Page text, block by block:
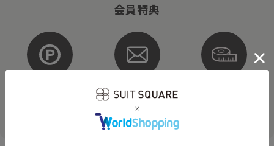
会員特典
メルマガ配信
そのほかにもさまざまなキャンペーンを予定しています。